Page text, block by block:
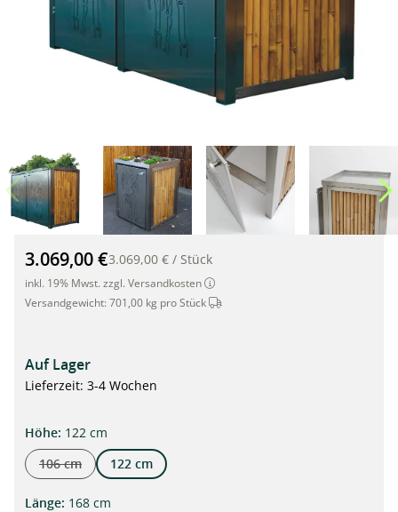
Mülltonnenbox mit Edelstahl-Motivtür für 2 Tonnen à 240
3.069,00 €3.069,00 € / Stück
inkl. 19% Mwst. zzgl. Versandkosten
Versandgewicht: 701,00 kg pro Stück Dieser Artikel wird per Spedition
Auf Lager
Lieferzeit: 3-4 Wochen
Höheauswählen
: 122 cm
106 cm
(Diese Option ist zurzeit nicht verfügbar.)
122 cm
Längeauswählen
: 168 cm